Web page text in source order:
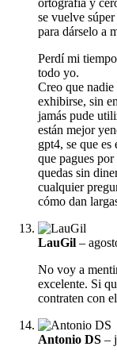
se vuelve
para dárselo a
Perdí mi
todo yo.
Creo que
exhibirse, sin
jamás pude
están mejor
gpt4, se que es
que pagues
quedas sin
cualquier
cómo dan
LauGil –
No voy a
excelente. Si
contraten con
Antonio DS –